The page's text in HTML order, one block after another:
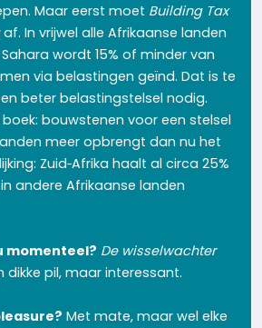
Maar eerst moet Building Tax
af. In vrijwel alle Afrikaanse landen
wordt 15% of minder van
via belastingen geïnd. Dat is te
beter belastingstelsel nodig.
bouwstenen voor een stelsel
meer opbrengt dan nu het
Zuid‑Afrika haalt al circa 25%
andere Afrikaanse landen
momenteel? De wisselwachter
dikke pil, maar interessant.
Met mate, maar wel elke